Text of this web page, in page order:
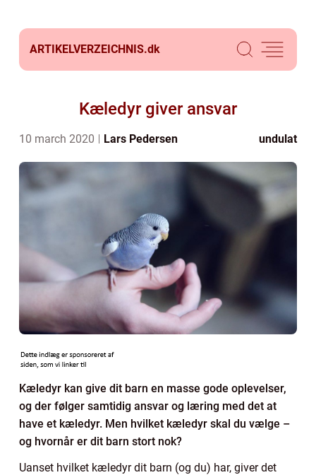
ARTIKELVERZEICHNIS.dk
Kæledyr giver ansvar
10 march 2020 Lars Pedersen undulat
Kæledyr kan give dit barn en masse gode oplevelser,
og der følger samtidig ansvar og læring med det at
have et kæledyr. Men hvilket kæledyr skal du vælge –
og hvornår er dit barn stort nok?
Uanset hvilket kæledyr dit barn (og du) har, giver det